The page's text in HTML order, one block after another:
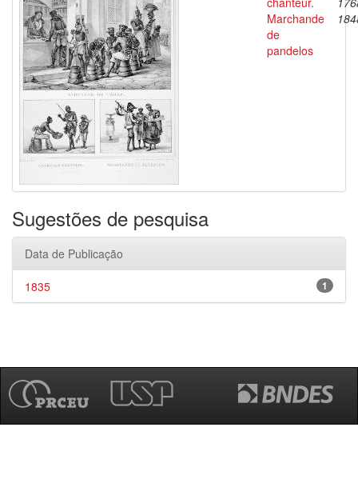
Marchande
de
pandelos
Sugestões de pesquisa
Data de Publicação
1
1835